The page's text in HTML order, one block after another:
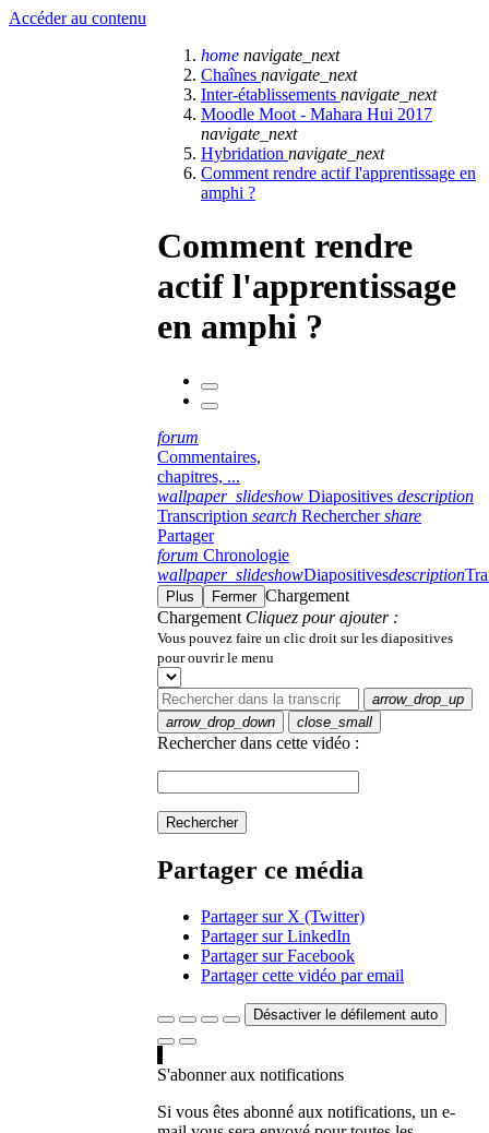
Accéder au contenu
home navigate_next
Chaînes navigate_next
Inter-établissements navigate_next
Moodle Moot - Mahara Hui 2017
navigate_next
Hybridation navigate_next
Comment rendre actif l'apprentissage en
amphi ?
Comment rendre
actif l'apprentissage
en amphi ?
forum
Commentaires,
chapitres, ...
wallpaper_slideshow Diapositives description
Transcription search Rechercher share
Partager
forum Chronologie
wallpaper_slideshowDiapositivesdescription
Plus Fermer Chargement
Chargement Cliquez pour ajouter :
Vous pouvez faire un clic droit sur les diapositives
pour ouvrir le menu
arrow_drop_up
arrow_drop_down
close_small
Rechercher dans cette vidéo :
Rechercher
Partager ce média
Partager sur X (Twitter)
Partager sur LinkedIn
Partager sur Facebook
Partager cette vidéo par email
Désactiver le défilement auto
S'abonner aux notifications
Si vous êtes abonné aux notifications, un e-